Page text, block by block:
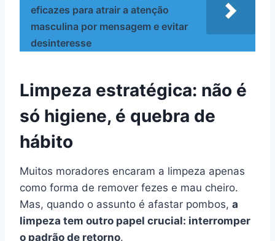
eficazes para atrair a atenção
masculina por mensagem e evitar
desinteresse
Limpeza estratégica: não é
só higiene, é quebra de
hábito
Muitos moradores encaram a limpeza apenas
como forma de remover fezes e mau cheiro.
Mas, quando o assunto é afastar pombos, a
limpeza tem outro papel crucial: interromper
o padrão de retorno.